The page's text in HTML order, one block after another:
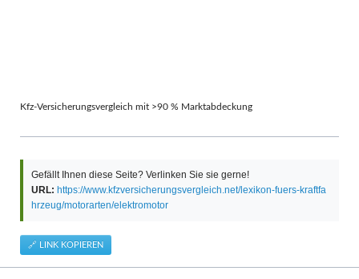
Kfz-Versicherungsvergleich mit >90 % Marktabdeckung
Gefällt Ihnen diese Seite? Verlinken Sie sie gerne!
URL: https://www.kfzversicherungsvergleich.net/lexikon-fuers-kraftfa
hrzeug/motorarten/elektromotor
🔗 LINK KOPIEREN